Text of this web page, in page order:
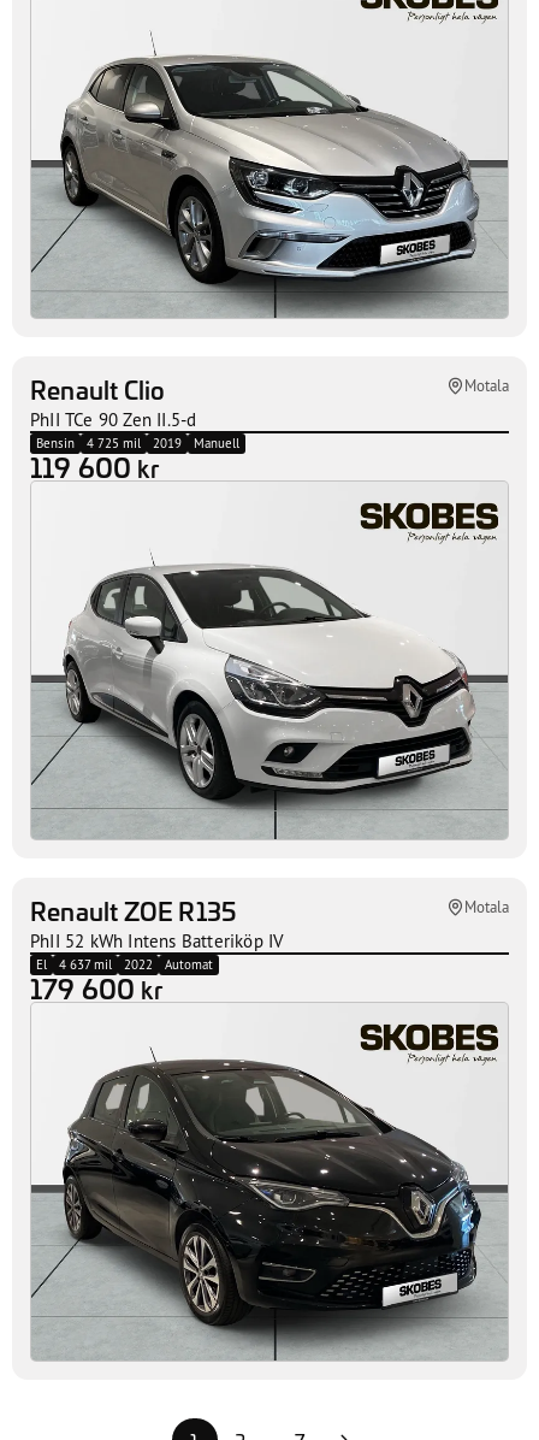
Renault Clio
PhII TCe 90 Zen II.5-d
Motala
Bensin 4 725 mil 2019 Manuell
119 600 kr
Renault ZOE R135
PhII 52 kWh Intens Batteriköp IV
Motala
El 4 637 mil 2022 Automat
179 600 kr